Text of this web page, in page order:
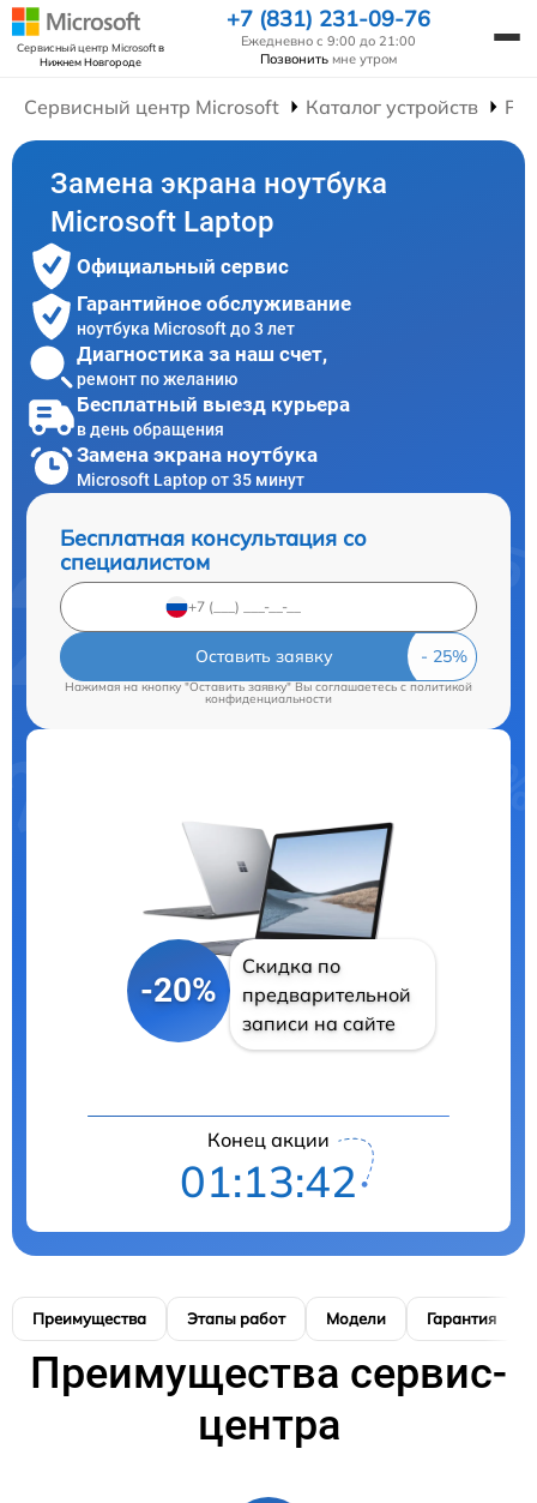
Сервисный центр Microsoftв
Нижнем Новгороде
+7 (831) 231-09-76
Ежедневно с 9:00 до 21:00
Позвонить мне утром
Сервисный центр Microsoft Каталог устройств
Замена экрана ноутбука
Microsoft Laptop
Официальный сервис
Гарантийное обслуживание
ноутбука Microsoft до 3 лет
Диагностика за наш счет,
ремонт по желанию
Бесплатный выезд курьера
в день обращения
Замена экрана ноутбука
Microsoft Laptop от 35 минут
Бесплатная консультация со
специалистом
Оставить заявку
Нажимая на кнопку "Оставить заявку" Вы соглашаетесь cполитикой
конфиденциальности
-20%
Скидка по
предварительной
записи на сайте
Конец акции
01:13:41
Преимущества Этапы работ Модели Гарантия
Преимущества сервис-
центра